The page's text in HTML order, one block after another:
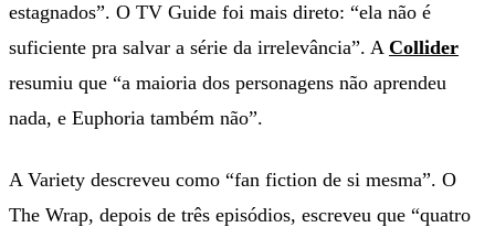
estagnados”. O TV Guide foi mais direto: “ela não é
suficiente pra salvar a série da irrelevância”. A Collider
resumiu que “a maioria dos personagens não aprendeu
nada, e Euphoria também não”.
A Variety descreveu como “fan fiction de si mesma”. O
The Wrap, depois de três episódios, escreveu que “quatro